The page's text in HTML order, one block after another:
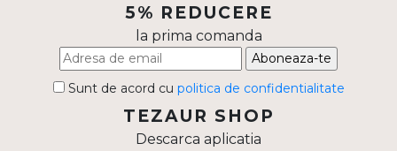
5% REDUCERE
la prima comanda
Aboneaza-te
Sunt de acord cu politica de confidentialitate
TEZAUR SHOP
Descarca aplicatia